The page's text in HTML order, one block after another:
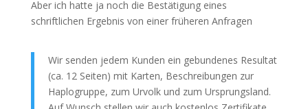
Aber ich hatte ja noch die Bestätigung eines
schriftlichen Ergebnis von einer früheren Anfragen
Wir senden jedem Kunden ein gebundenes Resultat
(ca. 12 Seiten) mit Karten, Beschreibungen zur
Haplogruppe, zum Urvolk und zum Ursprungsland.